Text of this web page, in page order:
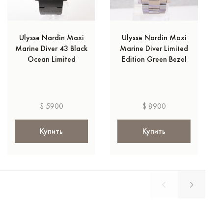
Ulysse Nardin Maxi
Marine Diver 43 Black
Ocean Limited
$ 5900
Купить
Ulysse Nardin Maxi
Marine Diver Limited
Edition Green Bezel
$ 8900
Купить